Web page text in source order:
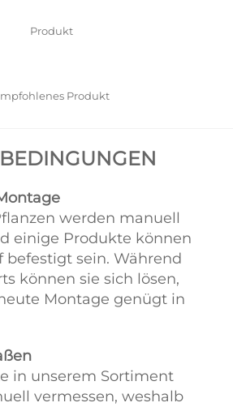
Produkt
Produkt
werden manuell
einige Produkte können
befestigt sein. Während
können sie sich lösen,
Montage genügt in
in unserem Sortiment
vermessen, weshalb